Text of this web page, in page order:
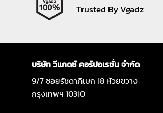
Trusted By Vgadz
บริษัท วีแกดซ์ คอร์ปอเรชั่น จำกัด
9/7 ซอยรัชดาภิเษก 18 ห้วยขวาง
กรุงเทพฯ 10310